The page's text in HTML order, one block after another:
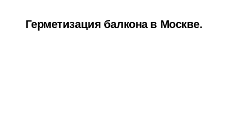
Герметизация балкона в Москве.